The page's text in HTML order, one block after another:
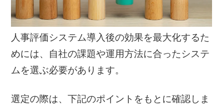
人事評価システム導入後の効果を最大化するた
めには、自社の課題や運用方法に合ったシステ
ムを選ぶ必要があります。
選定の際は、下記のポイントをもとに確認しま